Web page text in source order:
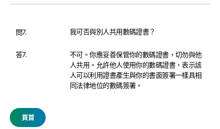
問7. 我可否與別人共用數碼證書？
答7.
不可。你應妥善保管你的數碼證書，切勿與他
人共用。允許他人使用你的數碼證書，表示該
人可以利用證書產生與你的書面簽署一樣具相
同法律地位的數碼簽署。
頁首